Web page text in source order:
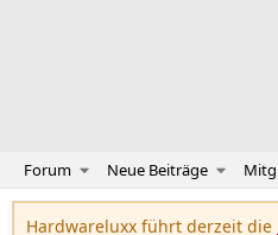
Forum Neue Beiträge
Hardwareluxx führt derzeit die